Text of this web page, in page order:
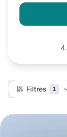
Filtres Filtres 1